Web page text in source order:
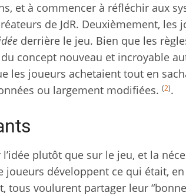
et à commencer à réfléchir aux
de JdR. Deuxièmement,
derrière le jeu. Bien que les
concept nouveau et incroyable
les joueurs achetaient tout en
ou largement modifiées. (2).
l’idée plutôt que sur le jeu, et la
joueurs développent ce qui était,
tous voulurent partager leur